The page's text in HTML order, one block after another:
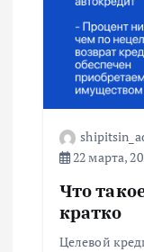
22 марта,
Что
кратко
Целевой